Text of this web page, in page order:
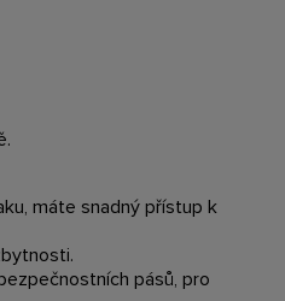
máte snadný přístup k
pásů, pro